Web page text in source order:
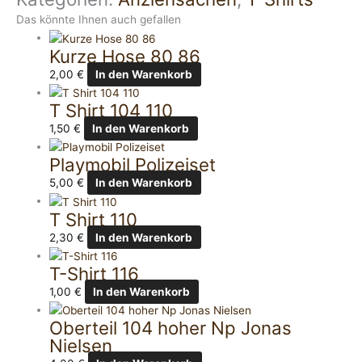
Das könnte Ihnen auch gefallen
Kurze Hose 80 86
2,00€ In den Warenkorb
T Shirt 104 110
1,50€ In den Warenkorb
Playmobil Polizeiset
5,00€ In den Warenkorb
T Shirt 110
2,30€ In den Warenkorb
T-Shirt 116
1,00€ In den Warenkorb
Oberteil 104 hoher Np Jonas
Nielsen